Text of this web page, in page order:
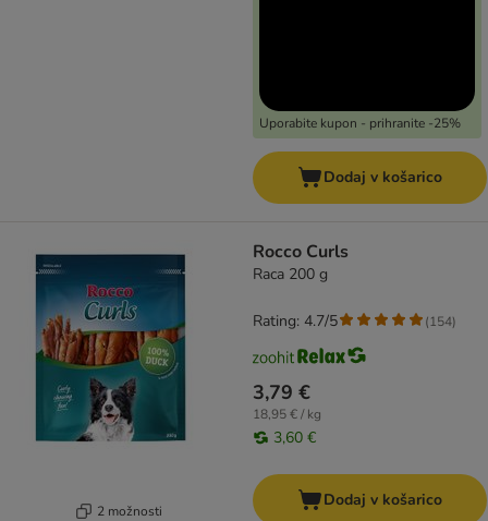
Uporabite kupon - prihranite -25%
Dodaj v košarico
2 možnosti
Rocco Curls
Raca 200 g
3,79 €
18,95 € / kg
3,60 €
Rating: 4.7/5 (154)
Dodaj v košarico